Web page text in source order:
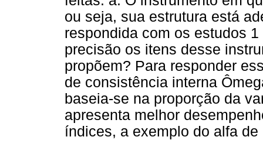
ou seja, sua estrutura está
respondida com os estudos
precisão os itens desse
propõem? Para responder
de consistência interna
baseia-se na proporção da
apresenta melhor
índices, a exemplo do alfa